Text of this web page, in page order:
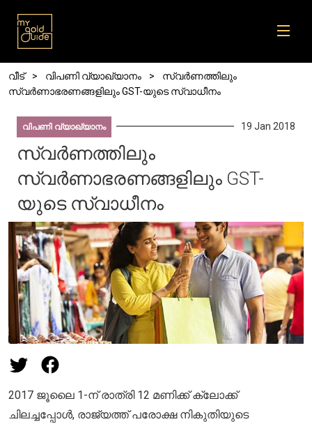
Breadcrumb
വീട് വിപണി വ്യാഖ്യാനം
സ്വർണത്തിലും
സ്വർണാഭരണങ്ങളിലും GST-യുടെ സ്വാധീനം
വിപണി വ്യാഖ്യാനം 19 Jan 2018
സ്വർണത്തിലും
സ്വർണാഭരണങ്ങളിലും GST-
യുടെ സ്വാധീനം
2017 ജൂലൈ 1-ന് രാത്രി 12 മണിക്ക് ക്ലോക്ക്
ചിലച്ചപ്പോൾ, രാജ്യത്ത് പരോക്ഷ നികുതിയുടെ